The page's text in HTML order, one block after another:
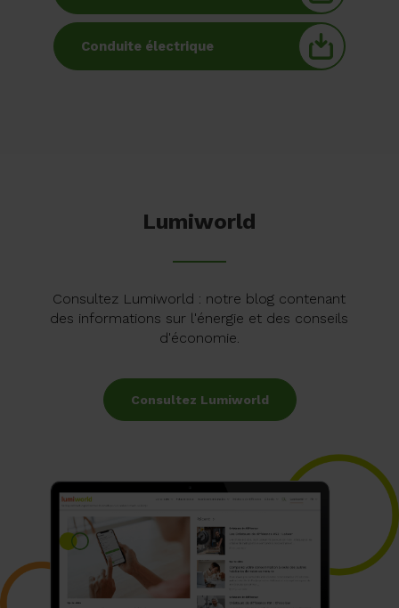
Conduite électrique
Lumiworld
Consultez Lumiworld : notre blog contenant
des informations sur l'énergie et des conseils
d'économie.
Consultez Lumiworld